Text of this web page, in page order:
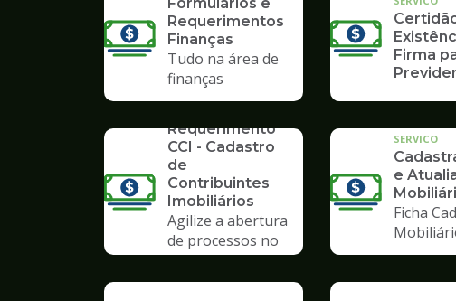
Requerimentos
Finanças
Tudo na área de
finanças
Firma
Requerimento
CCI - Cadastro
de
Contribuintes
Imobiliários
Agilize a abertura
de processos no
Poupatempo
SERVICO
e
Ficha